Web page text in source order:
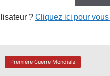
? Cliquez ici pour
Première Guerre Mondiale